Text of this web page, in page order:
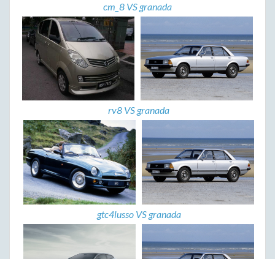
cm_8 VS granada
rv8 VS granada
gtc4lusso VS granada